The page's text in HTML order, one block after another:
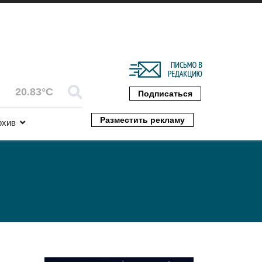
20.83°C Подписаться
Разместить рекламу